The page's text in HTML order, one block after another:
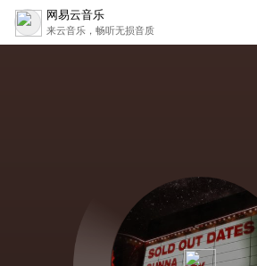
网易云音乐
来云音乐，畅听无损音质